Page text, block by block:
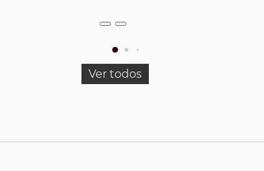
Ver todos